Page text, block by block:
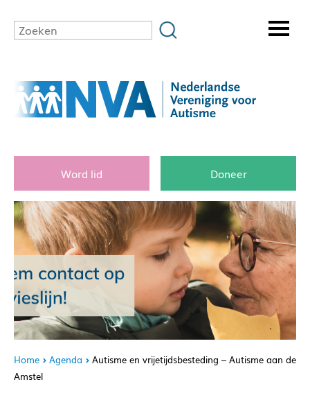
Word lid Doneer
Home Agenda
Autisme en vrijetijdsbesteding – Autisme aan de
Amstel